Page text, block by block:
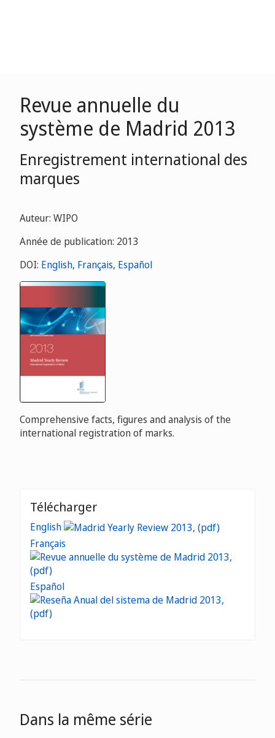
Revue annuelle du
système de Madrid 2013
Enregistrement international des
marques
Auteur: WIPO
Année de publication: 2013
DOI: English, Français, Español
Comprehensive facts, figures and analysis of the
international registration of marks.
Télécharger
English
Français
Español
Dans la même série